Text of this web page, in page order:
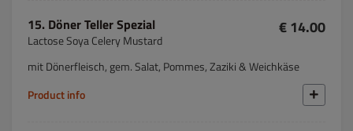
15. Döner Teller Spezial
Lactose Soya Celery Mustard
€ 14.00
mit Dönerfleisch, gem. Salat, Pommes, Zaziki & Weichkäse
Product info